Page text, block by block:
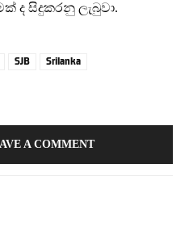
ද සිදුකරනු ලැබුවා.
SJB Srilanka
A COMMENT